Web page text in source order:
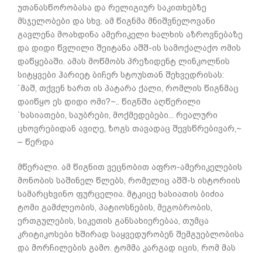
უთანასწორობასა და რელიგიურ საკითხებზე
მსჯელობები და სხვ. ამ წიგნმა მნიშვნელოვანი
გავლენა მოახდინა ამერიკელი ხალხის აზროვნებაზე
და დიდი წვლილი შეიტანა აშშ-ის სამოქალაქო ომის
დაწყებაში. ამას მოწმობს პრეზიდენტ ლინკოლნის
სიტყვები ჰარიეტ ბიჩერ სტოუსთან შეხვედრისას:
`მაშ, თქვენ ხართ ის პატარა ქალი, რომლის წიგნმაც
დაიწყო ეს დიდი ომი?~.. წიგნში აღწერილი
`ხასიათები, საუბრები, მოქმედებები... რეალური
ცხოვრებიდან ავიღე, ზოგს თავადაც შევსწრებივარ,~
– წერდა
მწერალი. ამ წიგნით ვეცნობით აფრო-ამერიკელების
მონობის საშინელ წლებს, რომელიც აშშ-ს ისტორიის
სამარცხვინო ფურცელია. მტკიცე ხასიათის ბიძია
ტომი გამძლეობის, პატიოსნების, მეგობრობის,
ერთგულების, სიკეთის განსახიერებაა, თუმცა
კრიტიკოსები ხშირად საყვედურობენ შემგუებლობისა
და მორჩილების გამო. ტომმა კარგად იცის, რომ მას